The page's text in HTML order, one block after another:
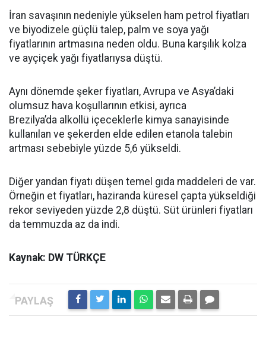
İran savaşının nedeniyle yükselen ham petrol fiyatları
ve biyodizele güçlü talep, palm ve soya yağı
fiyatlarının artmasına neden oldu. Buna karşılık kolza
ve ayçiçek yağı fiyatlarıysa düştü.
Aynı dönemde şeker fiyatları, Avrupa ve Asya’daki
olumsuz hava koşullarının etkisi, ayrıca
Brezilya’da alkollü içeceklerle kimya sanayisinde
kullanılan ve şekerden elde edilen etanola talebin
artması sebebiyle yüzde 5,6 yükseldi.
Diğer yandan fiyatı düşen temel gıda maddeleri de var.
Örneğin et fiyatları, haziranda küresel çapta yükseldiği
rekor seviyeden yüzde 2,8 düştü. Süt ürünleri fiyatları
da temmuzda az da indi.
Kaynak: DW TÜRKÇE